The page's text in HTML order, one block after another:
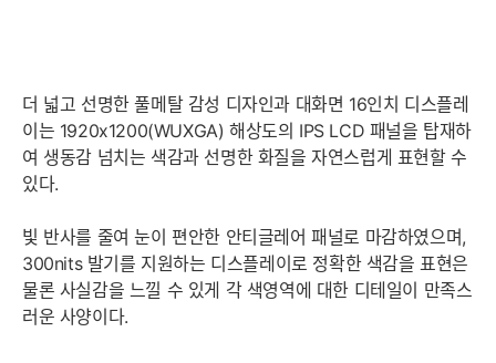
더 넓고 선명한 풀메탈 감성 디자인과 대화면 16인치 디스플레
이는 1920x1200(WUXGA) 해상도의 IPS LCD 패널을 탑재하
여 생동감 넘치는 색감과 선명한 화질을 자연스럽게 표현할 수
있다.
빛 반사를 줄여 눈이 편안한 안티글레어 패널로 마감하였으며,
300nits 발기를 지원하는 디스플레이로 정확한 색감을 표현은
물론 사실감을 느낄 수 있게 각 색영역에 대한 디테일이 만족스
러운 사양이다.